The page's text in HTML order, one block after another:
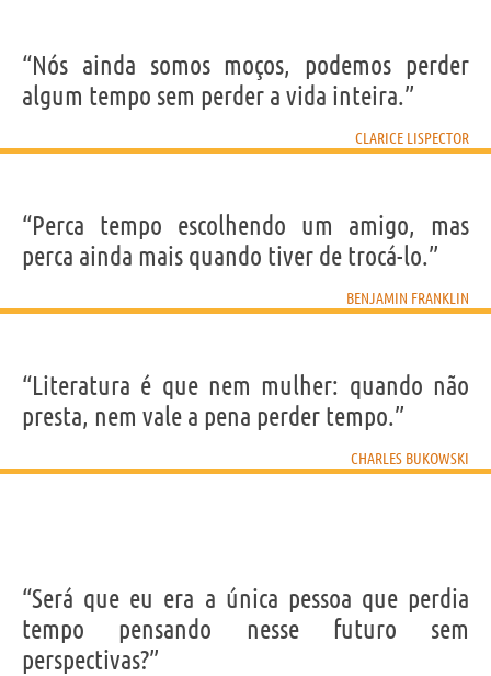
“Nós ainda somos moços, podemos perder
algum tempo sem perder a vida inteira.”
CLARICE LISPECTOR
“Perca tempo escolhendo um amigo, mas
perca ainda mais quando tiver de trocá-lo.”
BENJAMIN FRANKLIN
“Literatura é que nem mulher: quando não
presta, nem vale a pena perder tempo.”
CHARLES BUKOWSKI
“Será que eu era a única pessoa que perdia
tempo pensando nesse futuro sem
perspectivas?”